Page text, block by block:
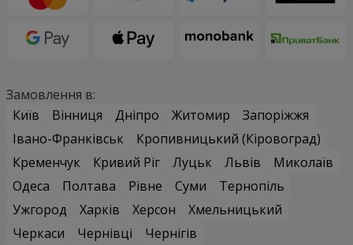
Замовлення в:
Київ
Вінниця Дніпро Житомир
Запоріжжя
Івано-Франківськ
Кропивницький (Кіровоград)
Кременчук
Кривий Ріг Луцьк Львів
Миколаїв
Одеса
Полтава Рівне Суми
Тернопіль
Ужгород
Харків Херсон
Хмельницький
Черкаси
Чернівці
Чернігів